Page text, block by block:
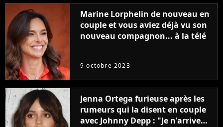
Marine Lorphelin de nouveau en
couple et vous aviez déjà vu son
nouveau compagnon... à la télé
9 octobre 2023
Jenna Ortega furieuse après les
rumeurs qui la disent en couple
avec Johnny Depp : "Je n'arrive